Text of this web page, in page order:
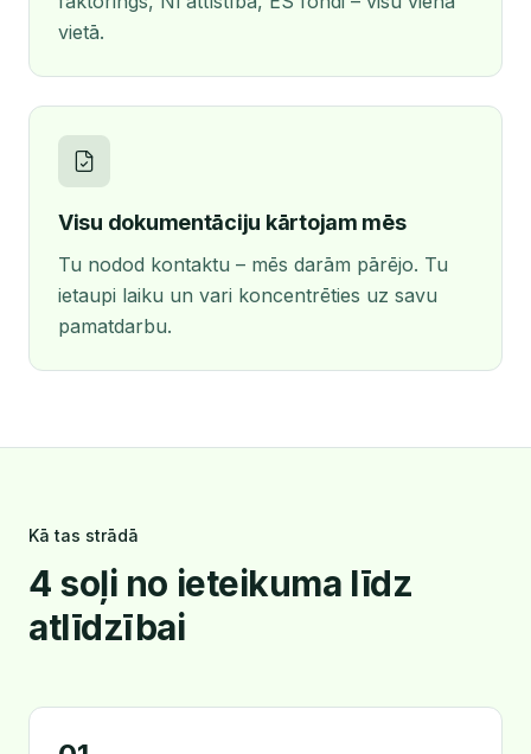
vietā.
Visu dokumentāciju kārtojam mēs
Tu nodod kontaktu – mēs darām pārējo. Tu
ietaupi laiku un vari koncentrēties uz savu
pamatdarbu.
Kā tas strādā
4 soļi no ieteikuma līdz
atlīdzībai